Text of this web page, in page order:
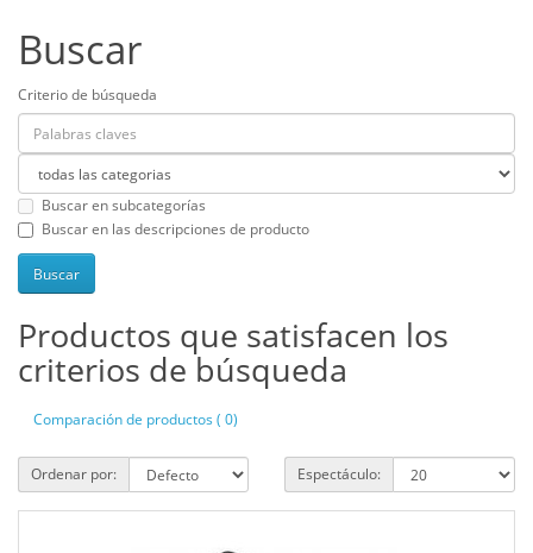
Buscar
Criterio de búsqueda
Buscar en subcategorías
Buscar en las descripciones de producto
Productos que satisfacen los
criterios de búsqueda
Comparación de productos ( 0)
Ordenar por: Espectáculo: